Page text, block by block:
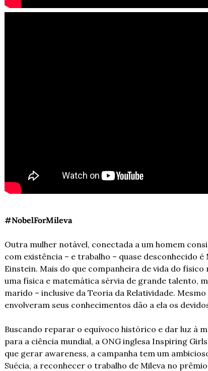
#NobelForMileva
Outra mulher notável, conectada a um homem
com existência – e trabalho – quase desconhecido
Einstein. Mais do que companheira de vida do
uma física e matemática sérvia de grande talento,
marido – inclusive da Teoria da Relatividade.
envolveram seus conhecimentos dão a ela os
Buscando reparar o equívoco histórico e dar luz à
para a ciência mundial, a ONG inglesa Inspiring
que gerar awareness, a campanha tem um
Suécia, a reconhecer o trabalho de Mileva no